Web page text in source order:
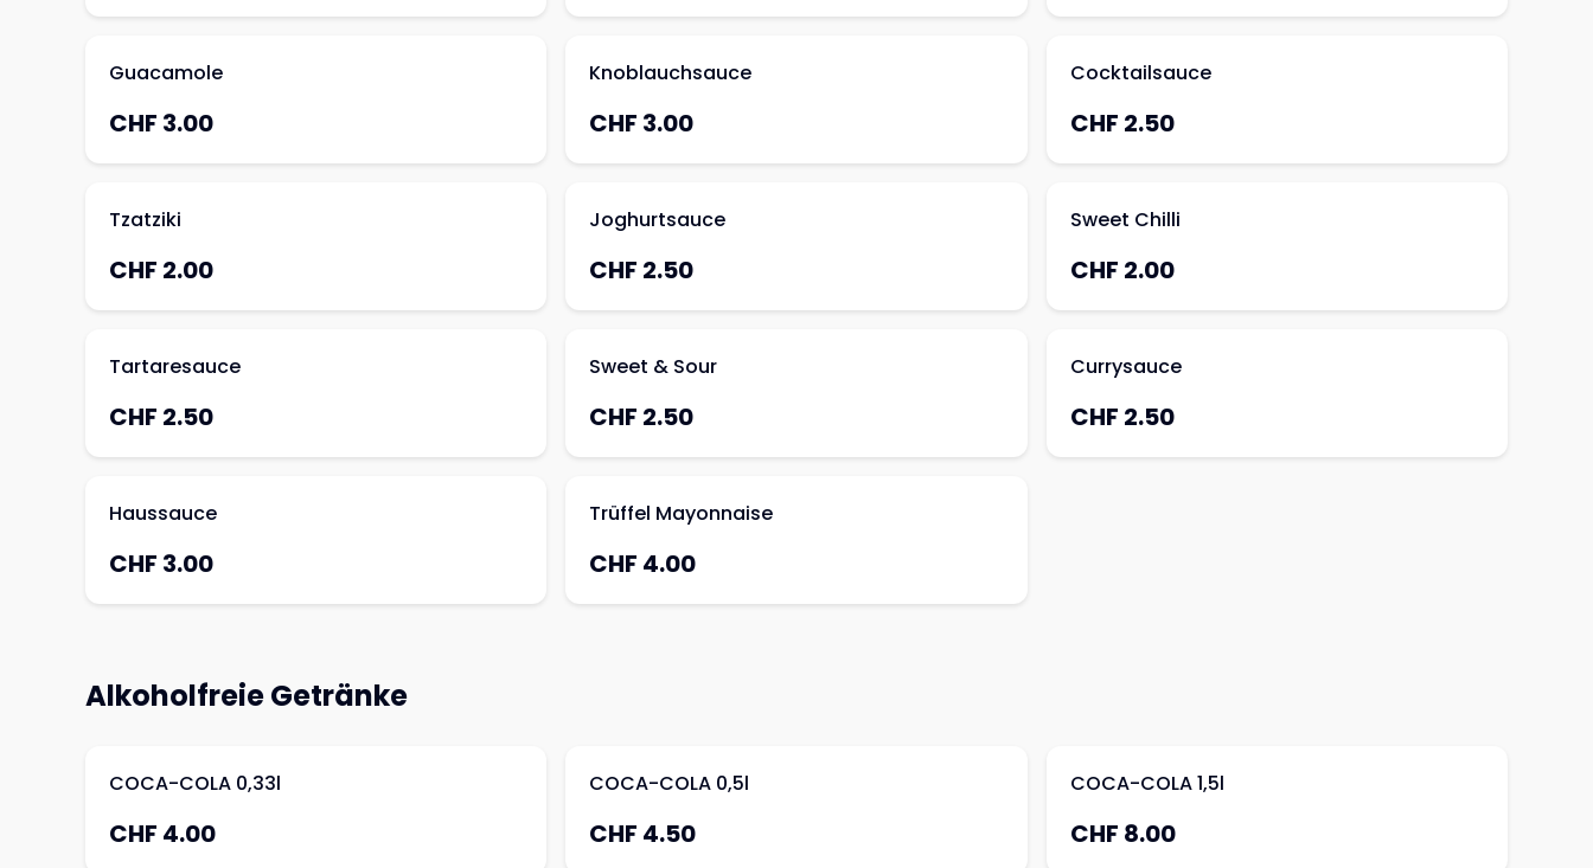
Guacamole
CHF 3.00
Knoblauchsauce
CHF 3.00
Cocktailsauce
CHF 2.50
Tzatziki
CHF 2.00
Joghurtsauce
CHF 2.50
Sweet Chilli
CHF 2.00
Tartaresauce
CHF 2.50
Sweet & Sour
CHF 2.50
Currysauce
CHF 2.50
Haussauce
CHF 3.00
Trüffel Mayonnaise
CHF 4.00
Alkoholfreie Getränke
COCA-COLA 0,33l
CHF 4.00
COCA-COLA 0,5l
CHF 4.50
COCA-COLA 1,5l
CHF 8.00